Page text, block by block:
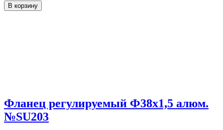
В корзину
Фланец регулируемый Ф38х1,5 алюм.
№SU203